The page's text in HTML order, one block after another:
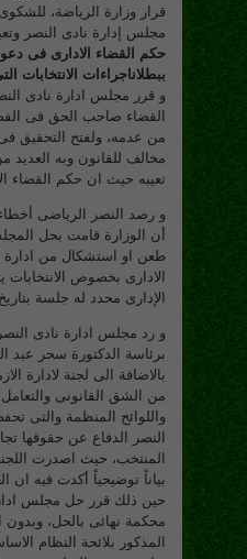
قرار وزارة الرياضة،
مجلس إدارة نادى النصر
ببطلاناجراءات الانتخابات
و قرر مجلس ادارة نادى
القضاء صاحب الحق فى
من عدمه، ولفتح التحقيق
مخالف للقانون وبه العديد
تعيبه حيث ان حكم القضاء
و رصد النصر الرياضى أخطاء
أن الوزارة قامت بحل
طعن او استشكال من ادارة
الادارى بخصوص
الإدارى محدد له جلسة بتاريخ 26 مارس2013.
و رد مجلس ادارة نادى
برئاسة الدكتورة سحر عبد
بالاضافة الى لجنة لادارة
من الشق القانونى
واللوائح المنظمة والتى
النصر الدفاع عن حقوقها
المنتخب، حيث اصدرت
بياناً توضيحياً أكدت فيه ان
حين ذلك قرر حل مجلس
محكمة نهائى بالحل،